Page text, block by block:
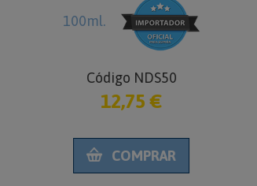
100ml.
Código NDS50
12,75 €
COMPRAR